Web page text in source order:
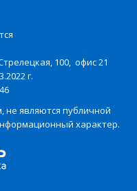
100, офис 21
г.
не являются публичной
характер.